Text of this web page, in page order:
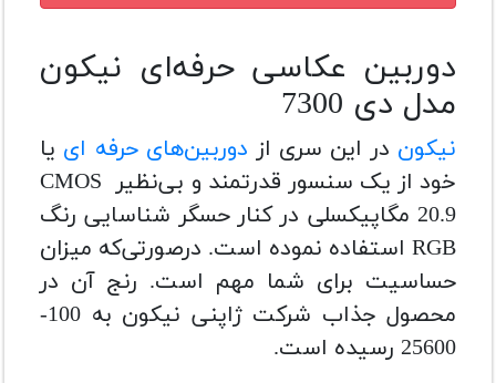
دوربین عکاسی حرفه‌ای نیکون
مدل دی 7300
نیکون در این سری از دوربین‌های حرفه ای یا
خود از یک سنسور قدرتمند و بی‌نظیر CMOS
20.9 مگاپیکسلی در کنار حسگر شناسایی رنگ
RGB استفاده نموده است. درصورتی‌که میزان
حساسیت برای شما مهم است. رنج آن در
محصول جذاب شرکت ژاپنی نیکون به 100-
25600 رسیده است.